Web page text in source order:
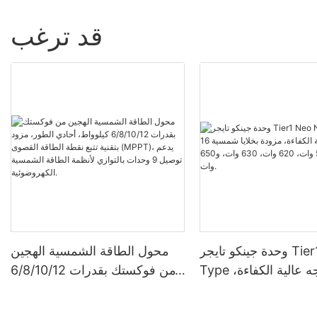
قد ترغب
محول الطاقة الشمسية الهجين
من فوكستك بقدرات 6/8/10/12
وحدة جينكو تايجر Tier1 Neo N-
Type ثنائية الوجه عالية الكفاءة،